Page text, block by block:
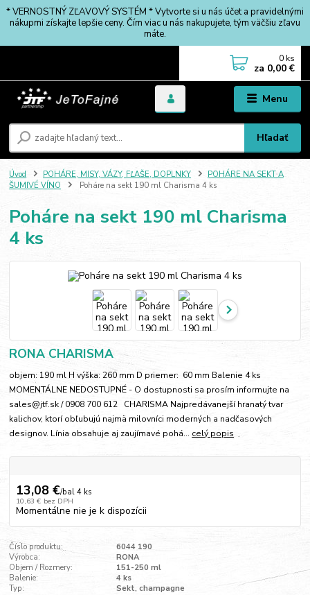
* VERNOSTNÝ ZĽAVOVÝ SYSTÉM * Vytvorte si u nás účet a pravidelnými
nákupmi získajte lepšie ceny. Čím viac u nás nakupujete, tým väčšiu zľavu
máte.
Menu
Hľadať
0 ks
za 0,00 €
Úvod POHÁRE, MISY, VÁZY, FĽAŠE, DOPLNKY
POHÁRE NA SEKT A
ŠUMIVÉ VÍNO
Poháre na sekt 190 ml Charisma 4 ks
Poháre na sekt 190 ml Charisma
4 ks
RONA CHARISMA
objem: 190 ml H výška: 260 mm D priemer: 60 mm Balenie 4 ks
MOMENTÁLNE NEDOSTUPNÉ - O dostupnosti sa prosím informujte na
sales@jtf.sk / 0908 700 612 CHARISMA Najpredávanejší hranatý tvar
kalichov, ktorí obľubujú najmä milovníci moderných a nadčasových
designov. Línia obsahuje aj zaujímavé pohá... celý popis
13,08 €/bal 4 ks
10,63 € bez DPH
Momentálne nie je k dispozícii
Číslo produktu:
6044 190
Výrobca:
RONA
Objem / Rozmery:
151-250 ml
Balenie:
4 ks
Typ:
Sekt, champagne